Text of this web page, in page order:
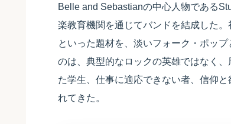
Belle and Sebastianの中心人物である
楽教育機関を通じてバンドを結成した
といった題材を、淡いフォーク・ポッ
のは、典型的なロックの英雄ではなく
た学生、仕事に適応できない者、信仰
れてきた。